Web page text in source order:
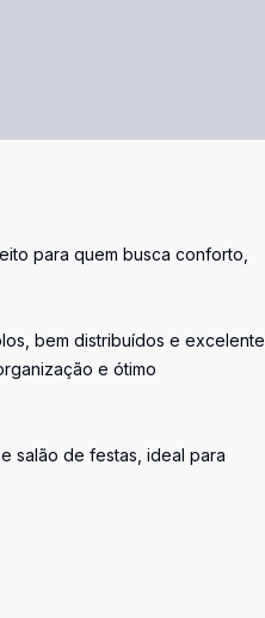
para quem busca conforto,
bem distribuídos e excelente
e ótimo
salão de festas, ideal para